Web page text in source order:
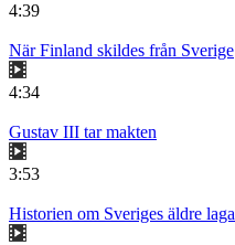
4:39
När Finland skildes från Sverige
4:34
Gustav III tar makten
3:53
Historien om Sveriges äldre